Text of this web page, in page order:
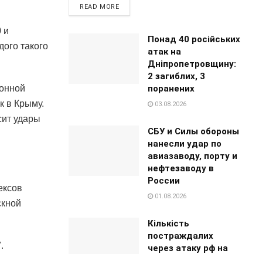
и
такого
в Крыму.
удары
READ MORE
Понад 40 російських
атак на
Дніпропетровщину:
2 загиблих, 3
поранених
03.08.2026
СБУ и Силы обороны
нанесли удар по
авиазаводу, порту и
нефтезаводу в
России
01.08.2026
Кількість
постраждалих
через атаку рф на